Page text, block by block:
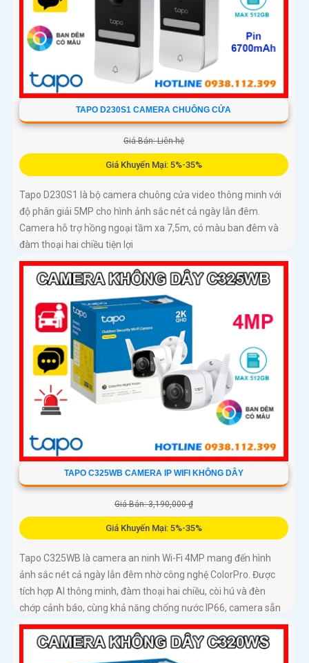
TAPO D230S1 CAMERA CHUÔNG CỬA
Giá Bán: Liên hệ
Giá Khuyến Mại: 5%-35%
Tapo D230S1 là bộ camera chuông cửa video thông minh với
độ phân giải 5MP cho hình ảnh sắc nét cả ngày lẫn đêm.
Camera hỗ trợ hồng ngoại tầm xa 7,5m, có màu ban đêm và
đàm thoại hai chiều tiện lợi
TAPO C325WB CAMERA IP WIFI KHÔNG DÂY
Giá Bán: 3,190,000 ₫
Giá Khuyến Mại: 5%-35%
Tapo C325WB là camera an ninh Wi-Fi 4MP mang đến hình
ảnh sắc nét cả ngày lẫn đêm nhờ công nghệ ColorPro. Được
tích hợp AI thông minh, đàm thoại hai chiều, còi hú và đèn
chớp cảnh báo, cùng khả năng chống nước IP66, camera sẵn
sàng bảo vệ ngôi nhà bạn trong mọi điều kiện thời tiết